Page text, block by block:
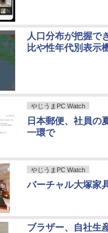
人口分布が把握で
比や性年代別表示
やじうまPC Watch
日本郵便、社員の
一環で
やじうまPC Watch
バーチャル大塚家
ブラザー、自社生